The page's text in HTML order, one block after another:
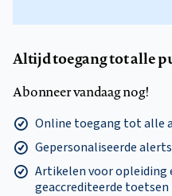
Altijd toegang tot alle
Abonneer vandaag nog!
Online toegang tot alle
Gepersonaliseerde
Artikelen voor opleiding
geaccrediteerde toetsen